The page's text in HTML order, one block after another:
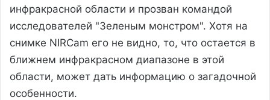
инфракрасной области и прозван командой
исследователей "Зеленым монстром". Хотя на
снимке NIRCam его не видно, то, что остается в
ближнем инфракрасном диапазоне в этой
области, может дать информацию о загадочной
особенности.